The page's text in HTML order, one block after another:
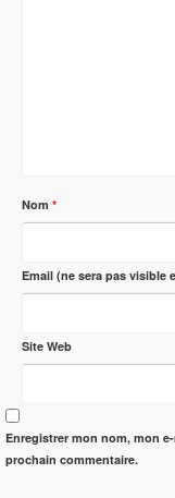
Nom *
Email (ne sera pas visible
Site Web
Enregistrer mon nom, mon
prochain commentaire.